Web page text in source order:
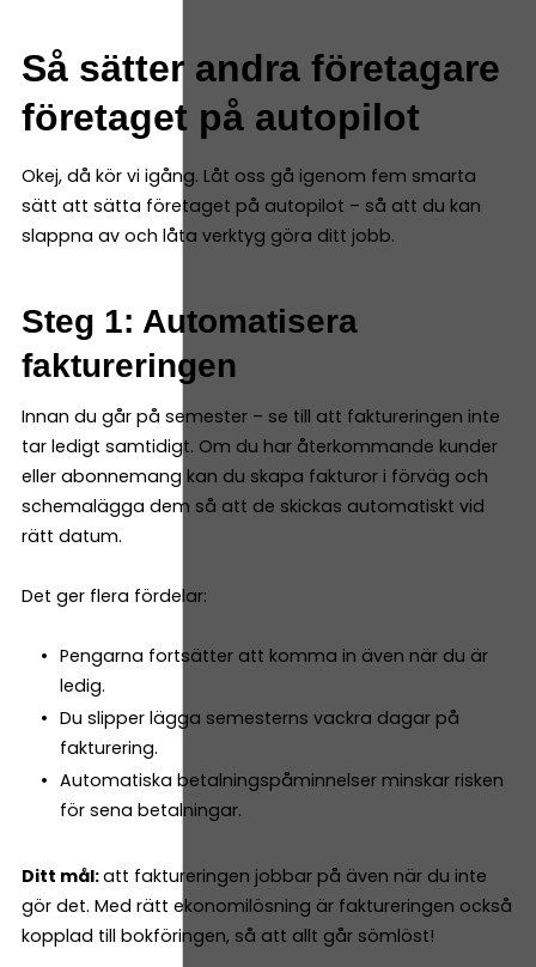
Så sätter andra företagare
företaget på autopilot
Okej, då kör vi igång. Låt oss gå igenom fem smarta
sätt att sätta företaget på autopilot – så att du kan
slappna av och låta verktyg göra ditt jobb.
Steg 1: Automatisera
faktureringen
Innan du går på semester – se till att faktureringen inte
tar ledigt samtidigt. Om du har återkommande kunder
eller abonnemang kan du skapa fakturor i förväg och
schemalägga dem så att de skickas automatiskt vid
rätt datum.
Det ger flera fördelar:
Pengarna fortsätter att komma in även när du är
ledig.
Du slipper lägga semesterns vackra dagar på
fakturering.
Automatiska betalningspåminnelser minskar risken
för sena betalningar.
Ditt mål:att faktureringen jobbar på även när du inte
gör det. Med rätt ekonomilösning är faktureringen också
kopplad till bokföringen, så att allt går sömlöst!